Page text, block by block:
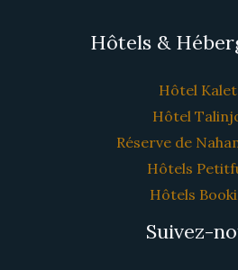
Hôtels &
Hôtel
Hôtel
Réserve de
Hôtels
Hôtels
Suivez-